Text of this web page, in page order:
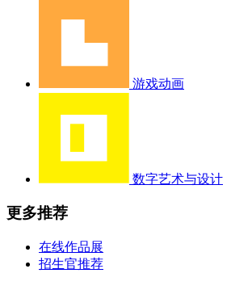
游戏动画
数字艺术与设计
更多推荐
在线作品展
招生官推荐